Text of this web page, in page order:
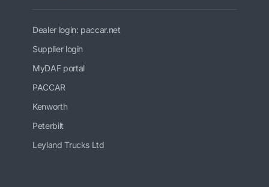
Dealer login: paccar.net
Supplier login
MyDAF portal
PACCAR
Kenworth
Peterbilt
Leyland Trucks Ltd